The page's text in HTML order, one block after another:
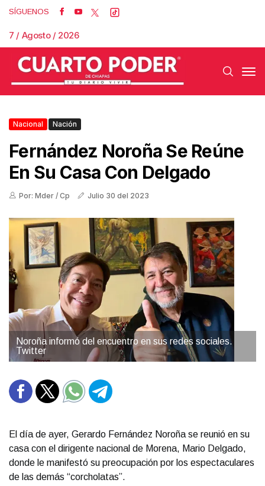
SÍGUENOS
7 / Agosto / 2026
Nacional Nación
Fernández Noroña Se Reúne
En Su Casa Con Delgado
Por: Mder / Cp Julio 30 del 2023
Noroña informó del encuentro en sus redes sociales.
Twitter
El día de ayer, Gerardo Fernández Noroña se reunió en su
casa con el dirigente nacional de Morena, Mario Delgado,
donde le manifestó su preocupación por los espectaculares
de las demás “corcholatas”.